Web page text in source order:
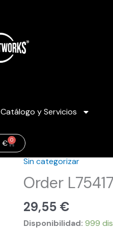
Catálogo y Servicios
€ 0
Carrito
Sin categorizar
Order
29,55 €
Disponibilidad: 999
Order
L754170
cantidad